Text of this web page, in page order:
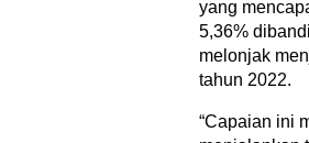
yang
5,36%
melonjak
tahun 2022.
“Capaian ini